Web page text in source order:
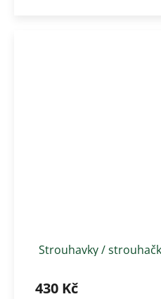
Strouhavky /
430 Kč